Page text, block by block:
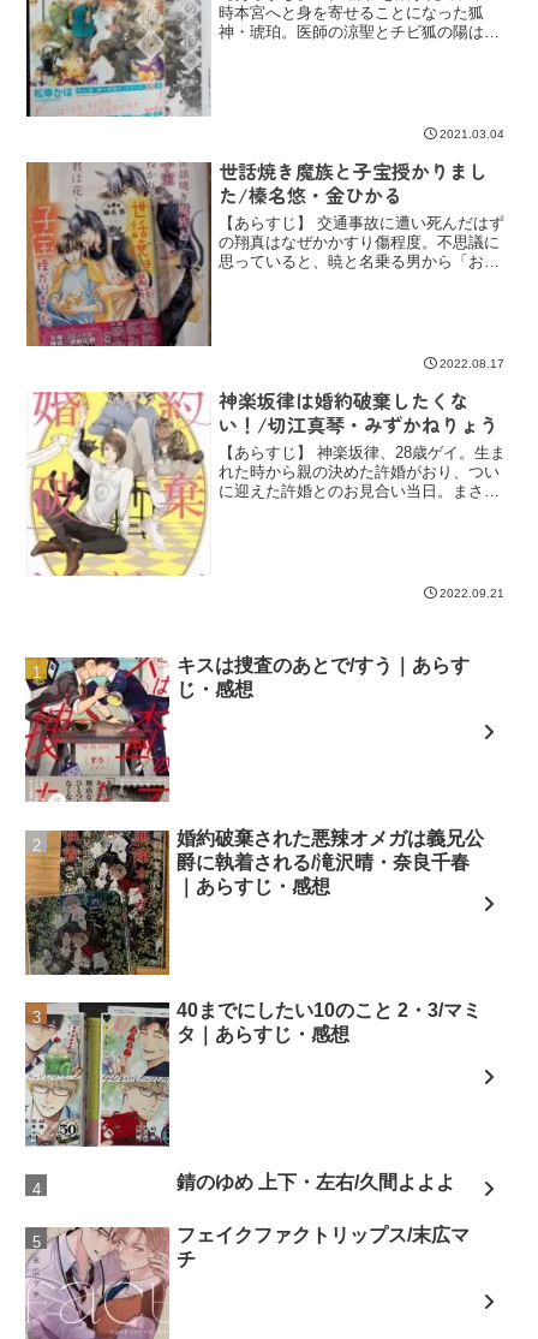
時本宮へと身を寄せることになった狐
神・琥珀。医師の涼聖とチビ狐の陽は、
2021.03.04
世話焼き魔族と子宝授かりまし
た/榛名悠・金ひかる
【あらすじ】 交通事故に遭い死んだはず
の翔真はなぜかかすり傷程度。不思議に
思っていると、暁と名乗る男から「お前
2022.08.17
神楽坂律は婚約破棄したくな
い！/切江真琴・みずかねりょう
【あらすじ】 神楽坂律、28歳ゲイ。生ま
れた時から親の決めた許婚がおり、つい
に迎えた許婚とのお見合い当日。まさか
2022.09.21
キスは捜査のあとで/すう｜あらす
じ・感想
婚約破棄された悪辣オメガは義兄公
爵に執着される/滝沢晴・奈良千春
｜あらすじ・感想
40までにしたい10のこと 2・3/マミ
タ｜あらすじ・感想
錆のゆめ 上下・左右/久間よよよ
フェイクファクトリップス/末広マ
チ